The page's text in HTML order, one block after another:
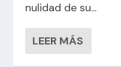
nulidad de su...
LEER MÁS